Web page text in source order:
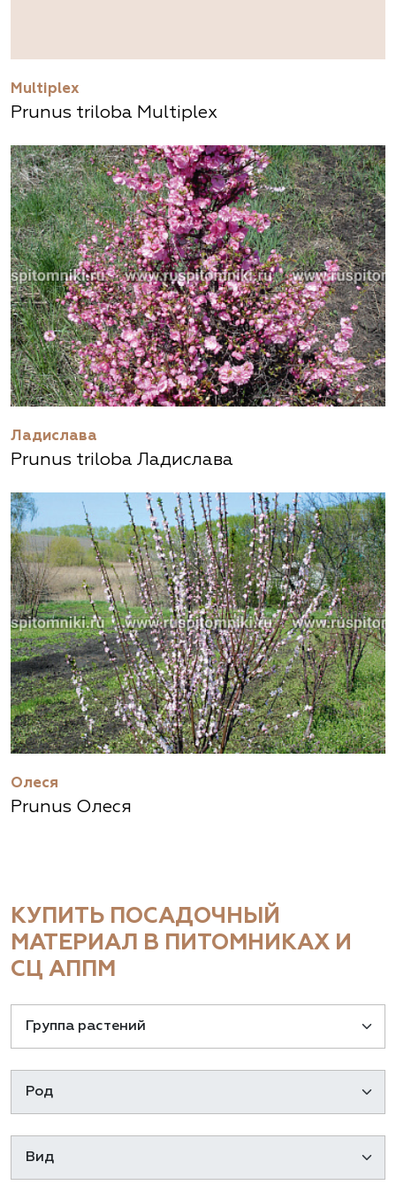
Multiplex
Prunus triloba Multiplex
Ладислава
Prunus triloba Ладислава
Олеся
Prunus Олеся
КУПИТЬ ПОСАДОЧНЫЙ
МАТЕРИАЛ В ПИТОМНИКАХ И
СЦ АППМ